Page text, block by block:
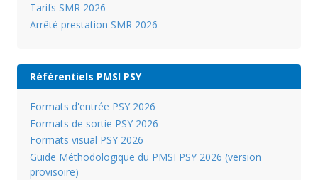
Tarifs SMR 2026
Arrêté prestation SMR 2026
Référentiels PMSI PSY
Formats d'entrée PSY 2026
Formats de sortie PSY 2026
Formats visual PSY 2026
Guide Méthodologique du PMSI PSY 2026 (version
provisoire)